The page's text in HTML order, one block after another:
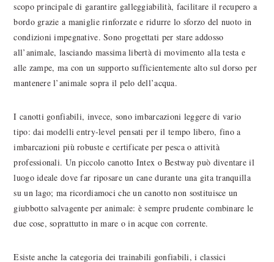
scopo principale di garantire galleggiabilità, facilitare il recupero a
bordo grazie a maniglie rinforzate e ridurre lo sforzo del nuoto in
condizioni impegnative. Sono progettati per stare addosso
all’animale, lasciando massima libertà di movimento alla testa e
alle zampe, ma con un supporto sufficientemente alto sul dorso per
mantenere l’animale sopra il pelo dell’acqua.
I canotti gonfiabili, invece, sono imbarcazioni leggere di vario
tipo: dai modelli entry-level pensati per il tempo libero, fino a
imbarcazioni più robuste e certificate per pesca o attività
professionali. Un piccolo canotto Intex o Bestway può diventare il
luogo ideale dove far riposare un cane durante una gita tranquilla
su un lago; ma ricordiamoci che un canotto non sostituisce un
giubbotto salvagente per animale: è sempre prudente combinare le
due cose, soprattutto in mare o in acque con corrente.
Esiste anche la categoria dei trainabili gonfiabili, i classici